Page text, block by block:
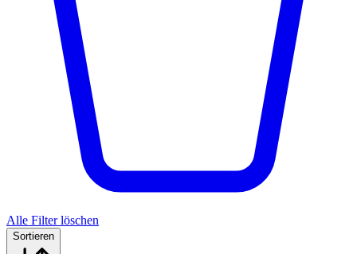
Alle Filter löschen
Sortieren